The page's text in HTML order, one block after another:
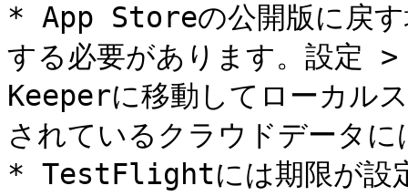
* App Storeの公開版に戻す
する必要があります。設
Keeperに移動してローカル
されているクラウドデータ
* TestFlightには期限が設